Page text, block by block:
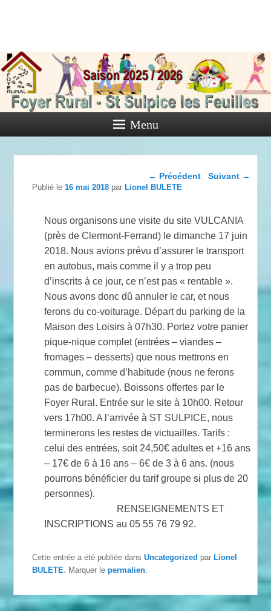
de Saint
Sulpice les
Feuilles
Activités diverses de l'Association
Menu
Navigation dans les
← Précédent Suivant →
Publié le16 mai 2018 parLionel BULETE
Nous organisons une visite du site VULCANIA
(près de Clermont-Ferrand) le dimanche 17 juin
2018. Nous avions prévu d’assurer le transport
en autobus, mais comme il y a trop peu
d’inscrits à ce jour, ce n’est pas « rentable ».
Nous avons donc dû annuler le car, et nous
ferons du co-voiturage. Départ du parking de la
Maison des Loisirs à 07h30. Portez votre panier
pique-nique complet (entrées – viandes –
fromages – desserts) que nous mettrons en
commun, comme d’habitude (nous ne ferons
pas de barbecue). Boissons offertes par le
Foyer Rural. Entrée sur le site à 10h00. Retour
vers 17h00. A l’arrivée à ST SULPICE, nous
terminerons les restes de victuailles. Tarifs :
celui des entrées, soit 24,50€ adultes et +16 ans
– 17€ de 6 à 16 ans – 6€ de 3 à 6 ans. (nous
pourrons bénéficier du tarif groupe si plus de 20
personnes).
RENSEIGNEMENTS ET
INSCRIPTIONS au 05 55 76 79 92.
Cette entrée a été publiée dansUncategorized parLionel
BULETE . Marquer lepermalien